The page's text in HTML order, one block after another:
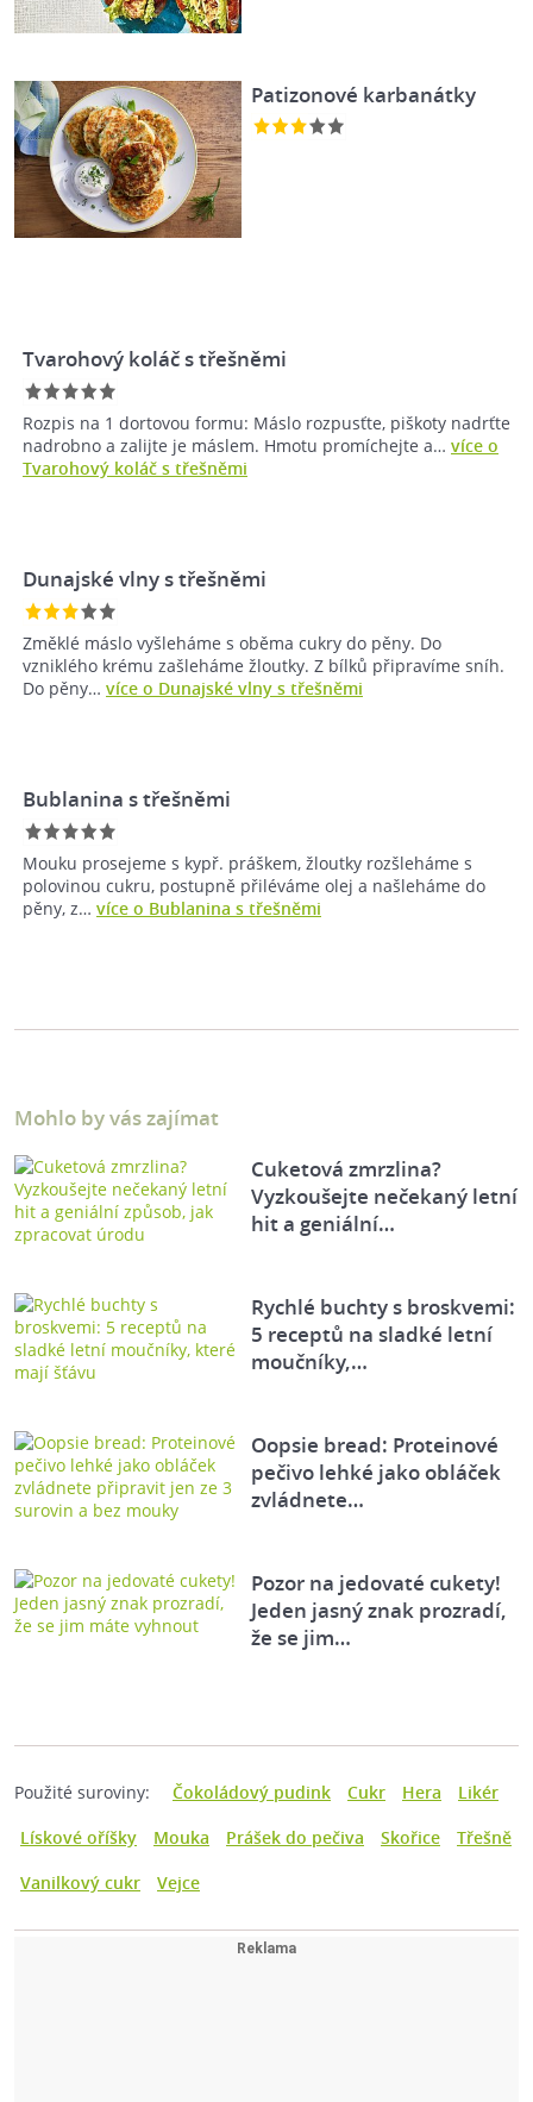
Patizonové karbanátky
Tvarohový koláč s třešněmi
Rozpis na 1 dortovou formu: Máslo rozpusťte, piškoty nadrťte
nadrobno a zalijte je máslem. Hmotu promíchejte a… více o
Tvarohový koláč s třešněmi
Dunajské vlny s třešněmi
Změklé máslo vyšleháme s oběma cukry do pěny. Do
vzniklého krému zašleháme žloutky. Z bílků připravíme sníh.
Do pěny… více o Dunajské vlny s třešněmi
Bublanina s třešněmi
Mouku prosejeme s kypř. práškem, žloutky rozšleháme s
polovinou cukru, postupně přiléváme olej a našleháme do
pěny, z… více o Bublanina s třešněmi
Mohlo by vás zajímat
Cuketová zmrzlina?
Vyzkoušejte nečekaný letní
hit a geniální…
Rychlé buchty s broskvemi:
5 receptů na sladké letní
moučníky,…
Oopsie bread: Proteinové
pečivo lehké jako obláček
zvládnete…
Pozor na jedovaté cukety!
Jeden jasný znak prozradí,
že se jim…
Použité suroviny: Čokoládový pudink Cukr Hera
Likér
Lískové oříšky
Mouka Prášek do pečiva Skořice
Třešně
Vanilkový cukr
Vejce